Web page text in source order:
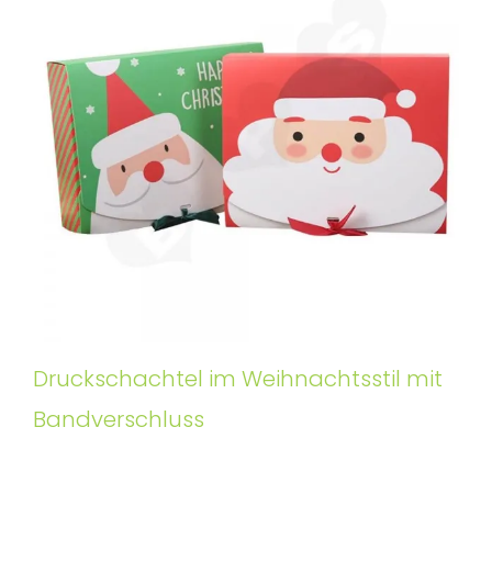
Druckschachtel im Weihnachtsstil mit
Bandverschluss